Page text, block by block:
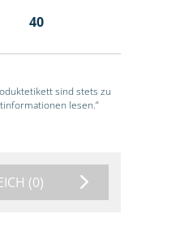
40
sind stets zu
lesen.“
(0)